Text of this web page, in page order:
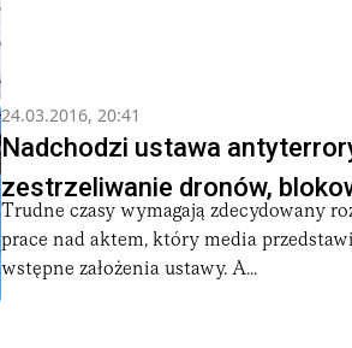
24.03.2016, 20:41
Nadchodzi ustawa
zestrzeliwanie dronów,
Trudne czasy wymagają zdecydowany
prace nad aktem, który media
wstępne założenia ustawy. A...